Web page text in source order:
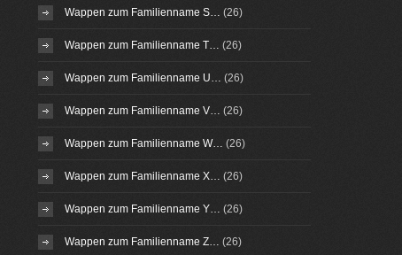
Wappen zum Familienname S… (26)
Wappen zum Familienname T… (26)
Wappen zum Familienname U… (26)
Wappen zum Familienname V… (26)
Wappen zum Familienname W… (26)
Wappen zum Familienname X… (26)
Wappen zum Familienname Y… (26)
Wappen zum Familienname Z… (26)